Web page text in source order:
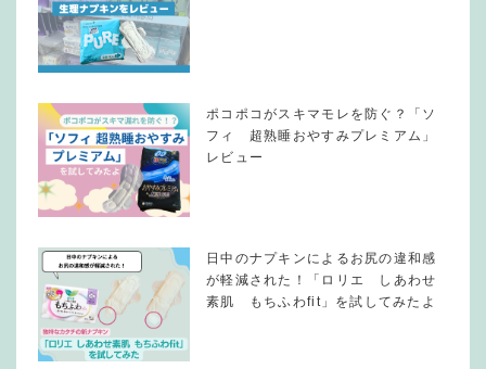
ポコポコがスキマモレを防ぐ？「ソ
フィ 超熟睡おやすみプレミアム」
レビュー
日中のナプキンによるお尻の違和感
が軽減された！「ロリエ しあわせ
素肌 もちふわfit」を試してみたよ